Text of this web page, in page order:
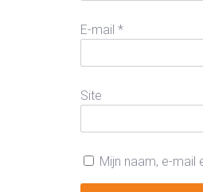
E-mail *
Site
Mijn naam, e-